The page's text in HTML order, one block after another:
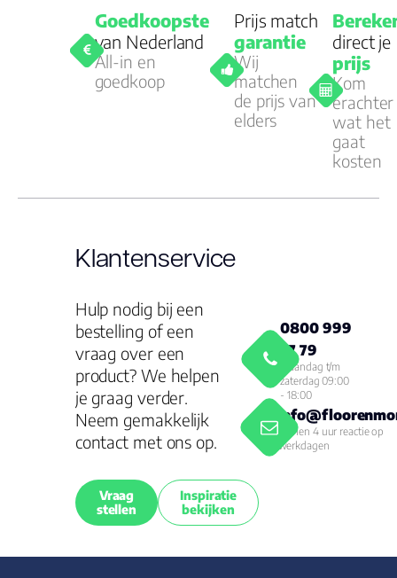
Goedkoopste
van Nederland
All-in en
goedkoop
Prijs match
garantie
Wij
matchen
de prijs van
elders
direct je
prijs
Kom
erachter
wat het
gaat
kosten
Klantenservice
Hulp nodig bij een
bestelling of een
vraag over een
product? We helpen
je graag verder.
Neem gemakkelijk
contact met ons op.
Vraag
stellen
Inspiratie
bekijken
0800 999
77 79
Maandag t/m
zaterdag 09:00
- 18:00
Binnen 4 uur reactie op
werkdagen